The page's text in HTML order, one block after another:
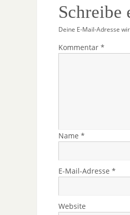
Schreibe
Deine E-Mail-Adresse
Kommentar *
Name *
E-Mail-Adresse *
Website